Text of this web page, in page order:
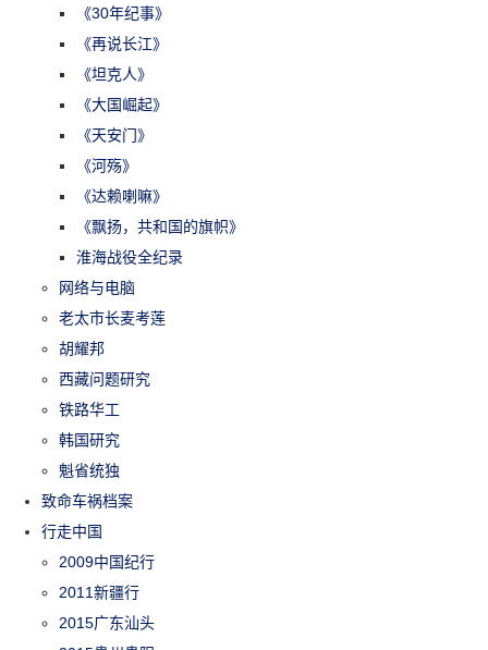
《30年纪事》
《再说长江》
《坦克人》
《大国崛起》
《天安门》
《河殇》
《达赖喇嘛》
《飘扬，共和国的旗帜》
淮海战役全纪录
网络与电脑
老太市长麦考莲
胡耀邦
西藏问题研究
铁路华工
韩国研究
魁省统独
致命车祸档案
行走中国
2009中国纪行
2011新疆行
2015广东汕头